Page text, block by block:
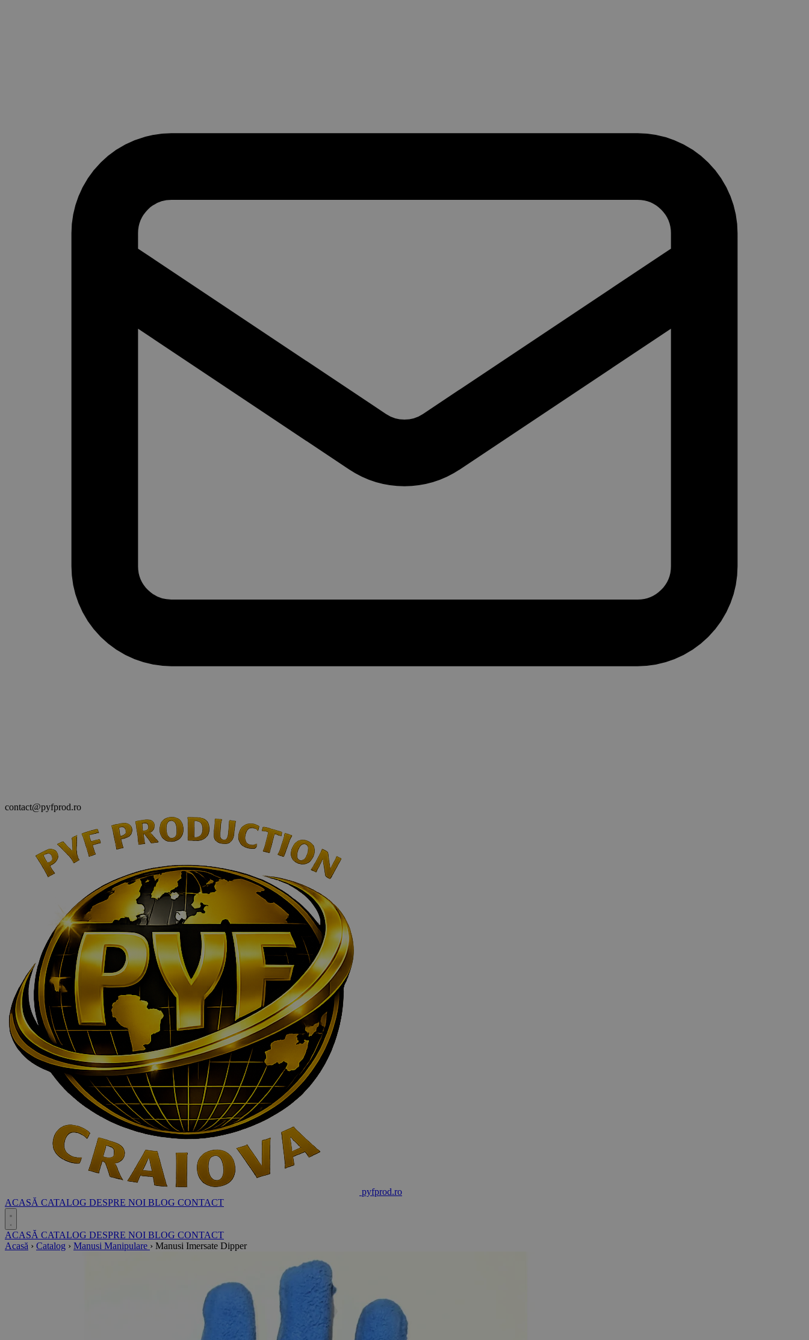
contact@pyfprod.ro
pyfprod.ro
ACASĂ CATALOG DESPRE NOI BLOG CONTACT
ACASĂ CATALOG DESPRE NOI BLOG CONTACT
Acasă › Catalog › Manusi Manipulare › Manusi Imersate Dipper